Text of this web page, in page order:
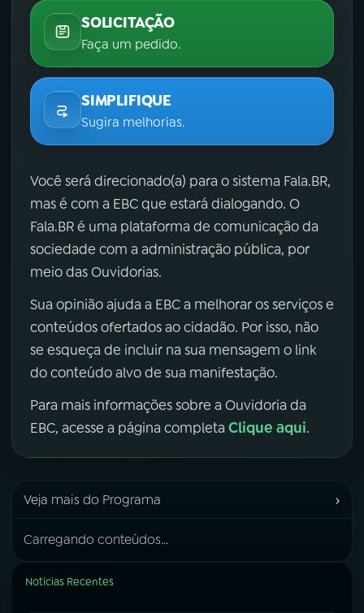
SOLICITAÇÃO
Faça um pedido.
SIMPLIFIQUE
Sugira melhorias.
Você será direcionado(a) para o sistema Fala.BR,
mas é com a EBC que estará dialogando. O
Fala.BR é uma plataforma de comunicação da
sociedade com a administração pública, por
meio das Ouvidorias.
Sua opinião ajuda a EBC a melhorar os serviços e
conteúdos ofertados ao cidadão. Por isso, não
se esqueça de incluir na sua mensagem o link
do conteúdo alvo de sua manifestação.
Para mais informações sobre a Ouvidoria da
EBC, acesse a página completa Clique aqui.
Veja mais do Programa ›
Carregando conteúdos...
Notícias Recentes